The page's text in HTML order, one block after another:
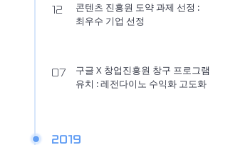
12
콘텐츠 진흥원 도약 과제 선정 :
​최우수 기업 선정
07
구글 X 창업진흥원 창구 프로그램
​유치 : 레전다이노 수익화 고도화
2019